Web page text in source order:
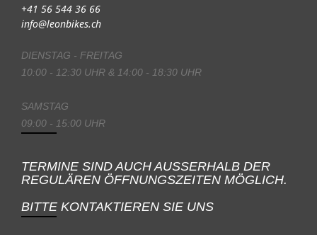
+41 56 544 36 66
info@leonbikes.ch
DIENSTAG - FREITAG
10:00 - 12:30 UHR & 14:00 - 18:30 UHR
SAMSTAG
09:00 - 15:00 UHR
TERMINE SIND AUCH AUSSERHALB DER
REGULÄREN ÖFFNUNGSZEITEN MÖGLICH.
BITTE KONTAKTIEREN SIE UNS